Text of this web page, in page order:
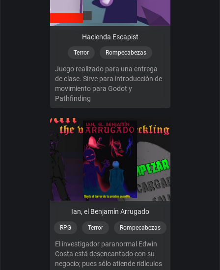
Hacienda Escapist
Terror Rompecabezas
Juego realizado para una entrega
de clase. Sirve para introducción de
movimiento para Godot y
Pathfinding
Ian, el Benjamín Arrugado
RPG Terror Rompecabezas
El investigador paranormal Edwin
Costa está desencantado con su
negocio; pues sólo atiende ridículos